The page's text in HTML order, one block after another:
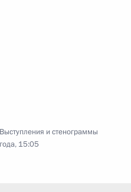
Выступления и стенограммы
15:05